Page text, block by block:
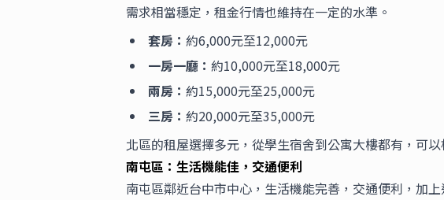
需求相當穩定， 租金行情也維持在一定的水準。
套房： 約6,000元至12,000元
一房一廳： 約10,000元至18,000元
兩房： 約15,000元至25,000元
三房： 約20,000元至35,000元
北區的租屋選擇多元，從學生宿舍到公寓大樓都有，可
南屯區：生活機能佳，交通便利
南屯區鄰近台中市中心，生活機能完善，交通便利，加